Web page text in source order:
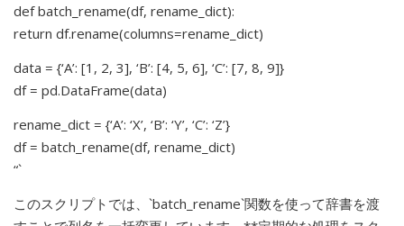
def batch_rename(df, rename_dict):
return df.rename(columns=rename_dict)
data = {‘A’: [1, 2, 3], ‘B’: [4, 5, 6], ‘C’: [7, 8, 9]}
df = pd.DataFrame(data)
rename_dict = {‘A’: ‘X’, ‘B’: ‘Y’, ‘C’: ‘Z’}
df = batch_rename(df, rename_dict)
“`
このスクリプトでは、`batch_rename`関数を使って辞書を渡